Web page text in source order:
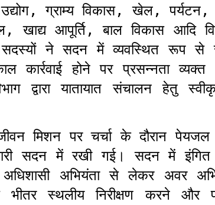
ग्राम्य विकास, खेल,
खाद्य आपूर्ति, बाल विकास आदि
ने सदन में व्यवस्थित रूप से
कार्रवाई होने पर प्रसन्नता
द्वारा यातायात संचालन हेतु
मिशन पर चर्चा के दौरान पेयजल
सदन में रखी गई। सदन में
अभियंता से लेकर अवर
स्थलीय निरीक्षण करने और